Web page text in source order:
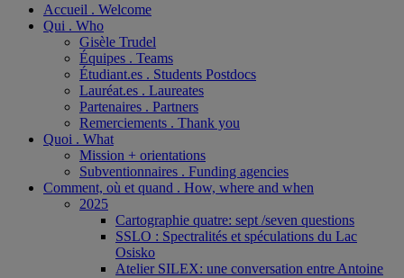
Accueil . Welcome
Qui . Who
Gisèle Trudel
Équipes . Teams
Étudiant.es . Students Postdocs
Lauréat.es . Laureates
Partenaires . Partners
Remerciements . Thank you
Quoi . What
Mission + orientations
Subventionnaires . Funding agencies
Comment, où et quand . How, where and when
2025
Cartographie quatre: sept /seven questions
SSLO : Spectralités et spéculations du Lac
Osisko
Atelier SILEX: une conversation entre Antoine